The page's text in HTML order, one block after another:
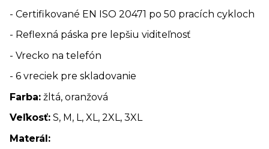
- Certifikované EN ISO 20471 po 50 pracích cykloch
- Reflexná páska pre lepšiu viditeľnosť
- Vrecko na telefón
- 6 vreciek pre skladovanie
Farba: žltá, oranžová
Veľkosť: S, M, L, XL, 2XL, 3XL
Materál: